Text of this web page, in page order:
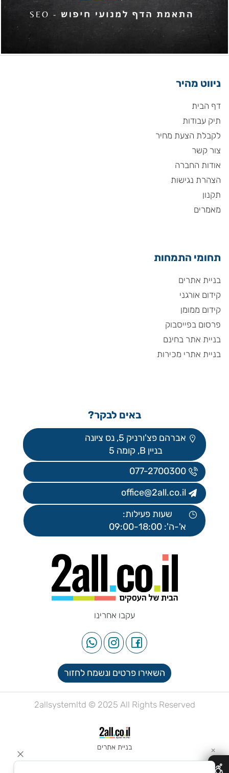
ניווט מהיר
דף הבית
תיק עבודות
לקבלת הצעת מחיר
צור קשר
אודות החברה
הצהרת נגישות
תקנון
מאמרים
תחומי התמחות
בניית אתרים
קידום אורגני
קידום ממומן
פרסום בפייסבוק
בניית אתר בחינם
בניית אתרי מכירות
באים לבקר?
אברהם פצ'ורניק 5, נס ציונה
בניין B, קומה 5
077-2700300
office@2all.co.il
שעות פעילות:
א'-ה': 09:00-18:00
עקבו אחרינו
השאירו פרטים ונשמח לחזור
2allsystemltd © 2025 All Rights Reserved
בניית אתרים ✕